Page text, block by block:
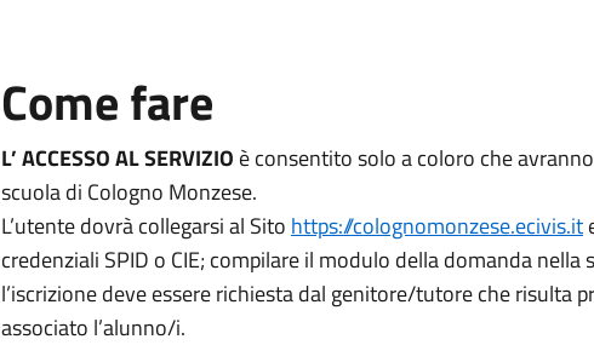
Come fare
L’ ACCESSO AL SERVIZIO è consentito solo a coloro che
scuola di Cologno Monzese.
L’utente dovrà collegarsi al Sito https://colognomonzese.ecivis.it
credenziali SPID o CIE; compilare il modulo della domanda nella
l’iscrizione deve essere richiesta dal genitore/tutore che risulta
associato l’alunno/i.